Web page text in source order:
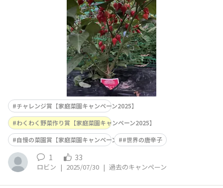
チャレンジ賞【家庭菜園キャンペーン2025】
わくわく野菜作り賞【家庭菜園キャンペーン2025】
自慢の菜園賞【家庭菜園キャンペーン2025】#世界の唐辛子
1 33
ロビン | 2025/07/30 | 過去のキャンペーン